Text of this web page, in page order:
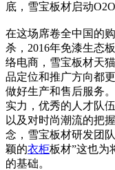
底，雪宝板材启动
在这场席卷全中国的
杀，2016年免漆生态
络电商，雪宝板材天
品定位和推广方向都
做好生产和售后服务
实力，优秀的人才队
以及对时尚潮流的把
念，雪宝板材研发团
颖的衣柜板材”这也为
的基础。